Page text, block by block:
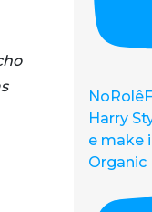
Harry
e make
Organic